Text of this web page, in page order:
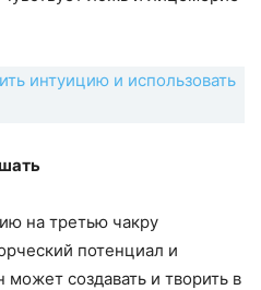
интуицию и использовать
на третью чакру
потенциал и
может создавать и творить в